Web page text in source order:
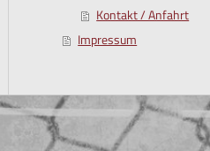
Kontakt / Anfahrt
Impressum